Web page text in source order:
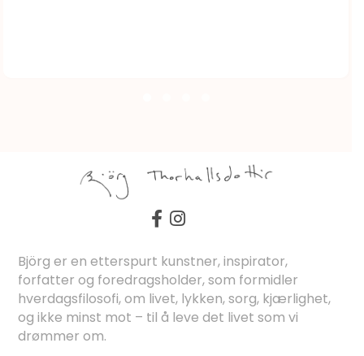
Björg er en etterspurt kunstner, inspirator,
forfatter og foredragsholder, som formidler
hverdagsfilosofi, om livet, lykken, sorg, kjærlighet,
og ikke minst mot – til å leve det livet som vi
drømmer om.